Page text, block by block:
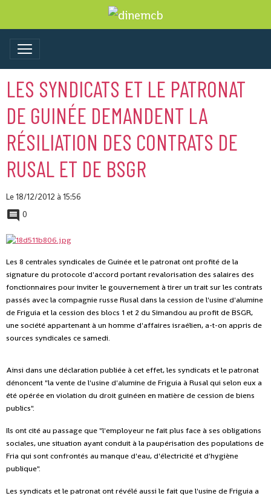
LES SYNDICATS ET LE PATRONAT
DE GUINÉE DEMANDENT LA
RÉSILIATION DES CONTRATS DE
RUSAL ET DE BSGR
Le 18/12/2012 à 15:56
0
Les 8 centrales syndicales de Guinée et le patronat ont profité de la
signature du protocole d'accord portant revalorisation des salaires des
fonctionnaires pour inviter le gouvernement à tirer un trait sur les contrats
passés avec la compagnie russe Rusal dans la cession de l'usine d'alumine
de Friguia et la cession des blocs 1 et 2 du Simandou au profit de BSGR,
une société appartenant à un homme d'affaires israélien, a-t-on appris de
sources syndicales ce samedi.
Ainsi dans une déclaration publiée à cet effet, les syndicats et le patronat
dénoncent "la vente de l'usine d'alumine de Friguia à Rusal qui selon eux a
été opérée en violation du droit guinéen en matière de cession de biens
publics".
Ils ont cité au passage que "l'employeur ne fait plus face à ses obligations
sociales, une situation ayant conduit à la paupérisation des populations de
Fria qui sont confrontés au manque d'eau, d'électricité et d'hygiène
publique".
Les syndicats et le patronat ont révélé aussi le fait que l'usine de Friguia a